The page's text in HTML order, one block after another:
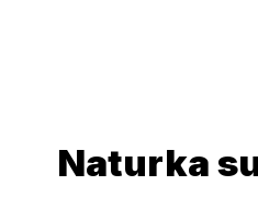
Naturka